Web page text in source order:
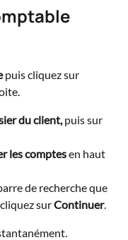
puis cliquez sur
du client, puis sur
les comptes en haut
de recherche que
sur Continuer.